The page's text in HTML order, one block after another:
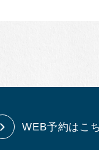
WEB予約はこ